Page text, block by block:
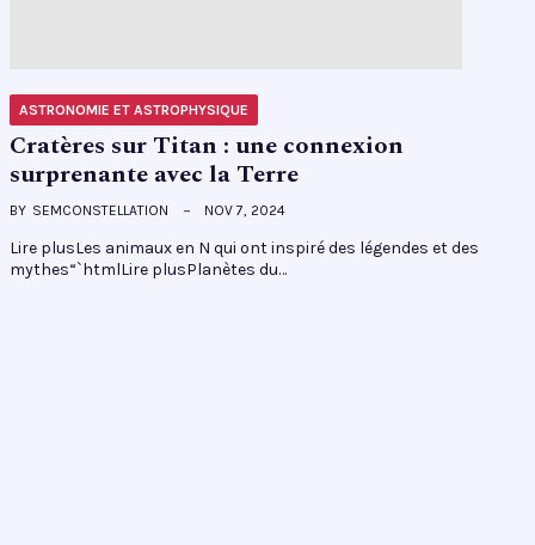
ASTRONOMIE ET ASTROPHYSIQUE
Cratères sur Titan : une connexion
surprenante avec la Terre
BY SEMCONSTELLATION NOV 7, 2024
Lire plusLes animaux en N qui ont inspiré des légendes et des
mythes“`htmlLire plusPlanètes du…